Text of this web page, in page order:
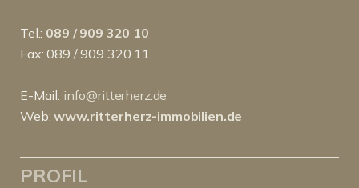
Tel.: 089 / 909 320 10
Fax: 089 / 909 320 11
E-Mail: info@ritterherz.de
Web:www.ritterherz-immobilien.de
PROFIL